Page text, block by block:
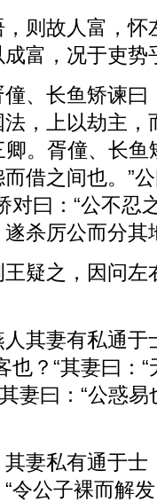
则故人富，怀
富，况于吏势
、长鱼矫谏曰
，上以劫主，
卿。胥僮、长
借之间也。”
对曰：“公不忍
杀厉公而分其
疑之，因问左
其妻有私通于
也？“其妻曰：
妻曰：“公惑
妻私有通于士
令公子裸而解